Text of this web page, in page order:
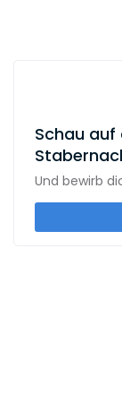
Schau auf
Und bewirb